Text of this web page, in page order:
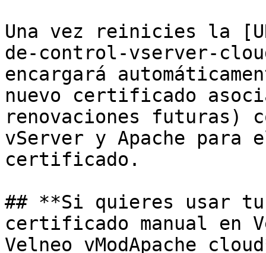
Una vez reinicies la
de-control-vserver-
encargará
nuevo certificado
renovaciones futuras)
vServer y Apache para
certificado.
## **Si quieres usar tu
certificado manual en
Velneo vModApache